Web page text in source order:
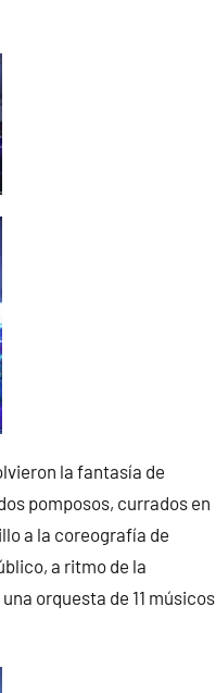
la fantasía de
pomposos, currados en
a la coreografía de
a ritmo de la
orquesta de 11 músicos